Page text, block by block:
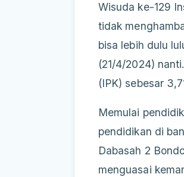
Wisuda ke-129
tidak
bisa lebih dulu
(21/4/2024)
(IPK) sebesar
Memulai
pendidikan di
Dabasah 2
menguasai